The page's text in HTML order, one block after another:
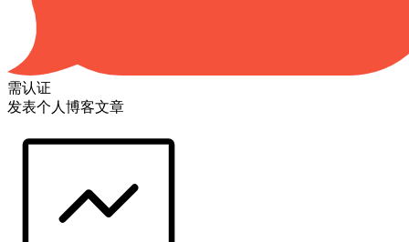
需认证
发表个人博客文章